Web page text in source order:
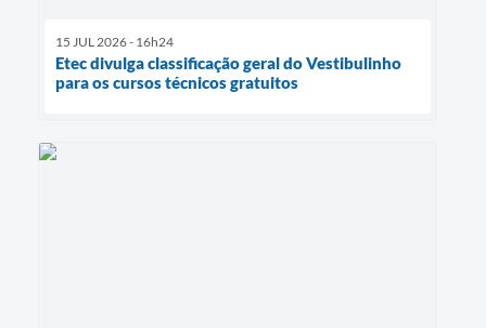
15 JUL 2026 - 16h24
Etec divulga classificação geral do Vestibulinho
para os cursos técnicos gratuitos